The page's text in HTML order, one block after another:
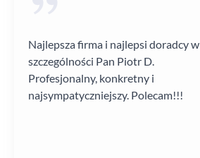
Najlepsza firma i najlepsi doradcy w
szczególności Pan Piotr D.
Profesjonalny, konkretny i
najsympatyczniejszy. Polecam!!!